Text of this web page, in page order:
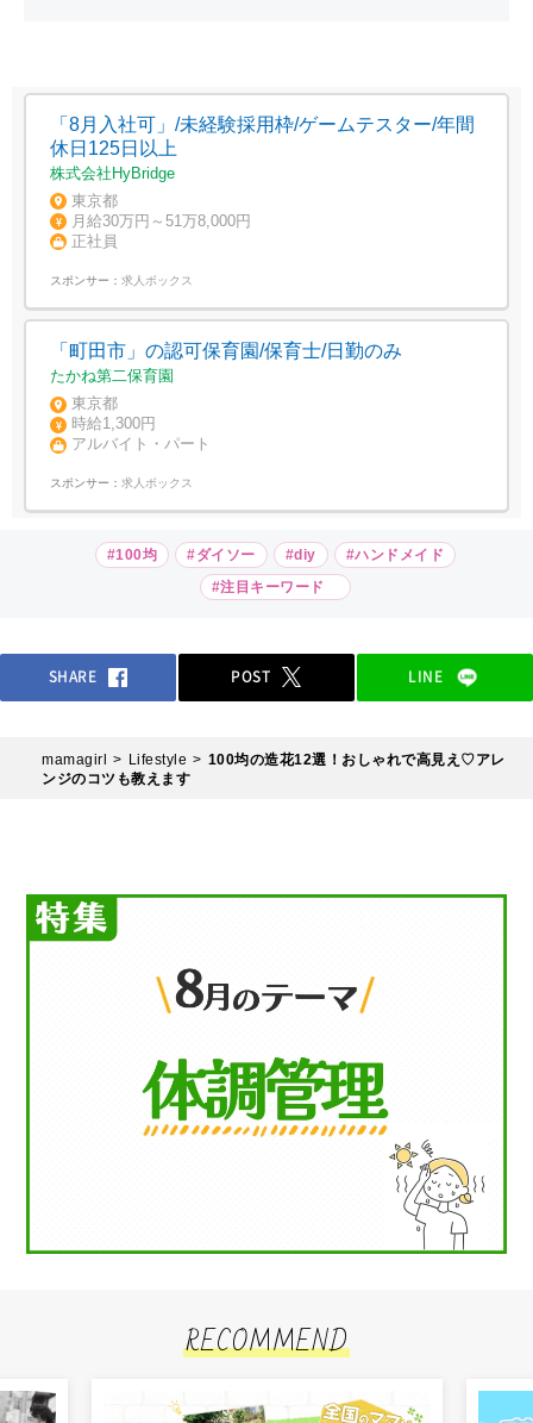
「8月入社可」/未経験採用枠/ゲームテスター/年間
休日125日以上
株式会社HyBridge
東京都
月給30万円～51万8,000円
正社員
スポンサー： 求人ボックス
「町田市」の認可保育園/保育士/日勤のみ
たかね第二保育園
東京都
時給1,300円
アルバイト・パート
スポンサー： 求人ボックス
#100均 #ダイソー #diy
#ハンドメイド
#注目キーワード
SHARE POST LINE
mamagirl Lifestyle
100均の造花12選！おしゃれで高見え♡アレ
ンジのコツも教えます
RECOMMEND